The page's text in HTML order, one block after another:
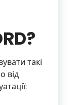
такі
від